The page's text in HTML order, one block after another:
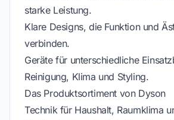
starke Leistung.
Klare Designs, die Funktion und
verbinden.
Geräte für unterschiedliche
Reinigung, Klima und Styling.
Das Produktsortiment von Dyson
Technik für Haushalt, Raumklima